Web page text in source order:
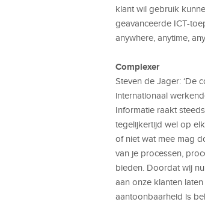
klant wil gebruik
geavanceerde ICT-
anywhere, anytime,
Complexer
Steven de Jager: ‘De
internationaal
Informatie raakt
tegelijkertijd wel op
of niet wat mee mag
van je processen,
bieden. Doordat wij
aan onze klanten
aantoonbaarheid is